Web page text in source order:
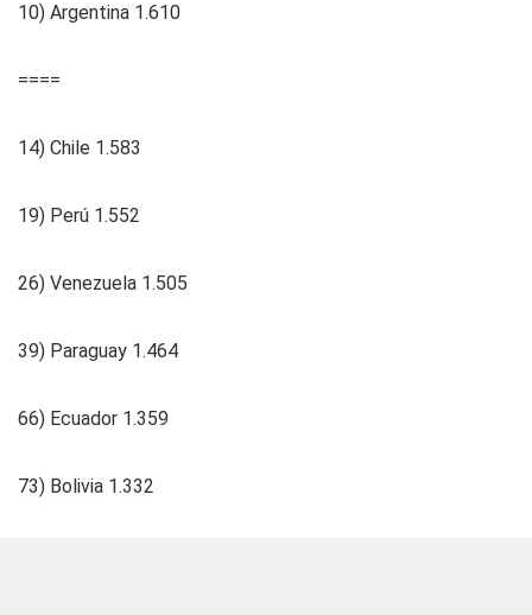
10) Argentina 1.610
====
14) Chile 1.583
19) Perú 1.552
26) Venezuela 1.505
39) Paraguay 1.464
66) Ecuador 1.359
73) Bolivia 1.332